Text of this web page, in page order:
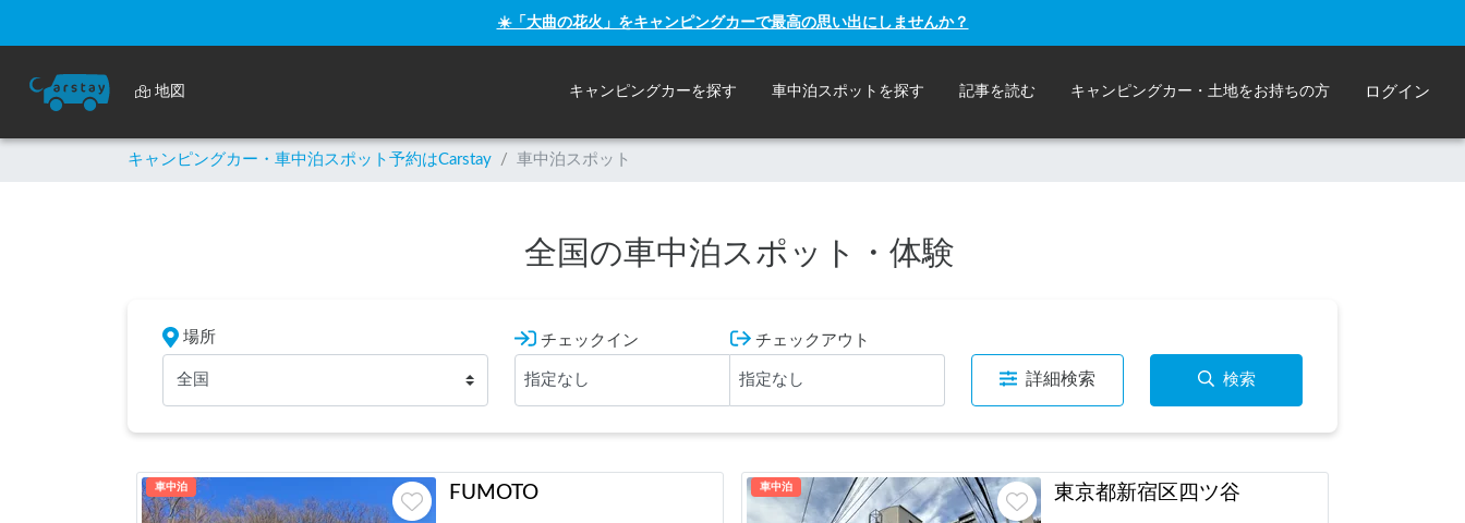
☀️「大曲の花火」をキャンピングカーで最高の思い出にしませんか？
地図 キャンピングカーを探す 車中泊スポットを探す 記事を読む キャンピングカー・土地をお持ちの方 ログイン
キャンピングカー・車中泊スポット予約はCarstay / 車中泊スポット
全国の車中泊スポット・体験
場所
全国
チェックイン チェックアウト
詳細検索 検索
車中泊 FUMOTO 車中泊 東京都新宿区四ツ谷